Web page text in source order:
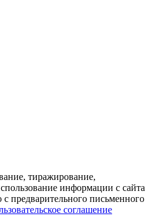
тиражирование,
информации с сайта
предварительного письменного
соглашение